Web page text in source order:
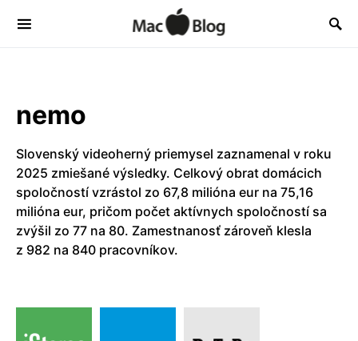
nemo
Slovenský videoherný priemysel zaznamenal v roku
2025 zmiešané výsledky. Celkový obrat domácich
spoločností vzrástol zo 67,8 milióna eur na 75,16
milióna eur, pričom počet aktívnych spoločností sa
zvýšil zo 77 na 80. Zamestnanosť zároveň klesla
z 982 na 840 pracovníkov.